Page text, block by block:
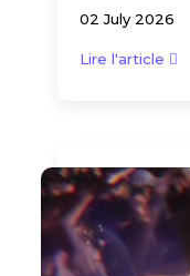
02 July 2026
Lire l'article